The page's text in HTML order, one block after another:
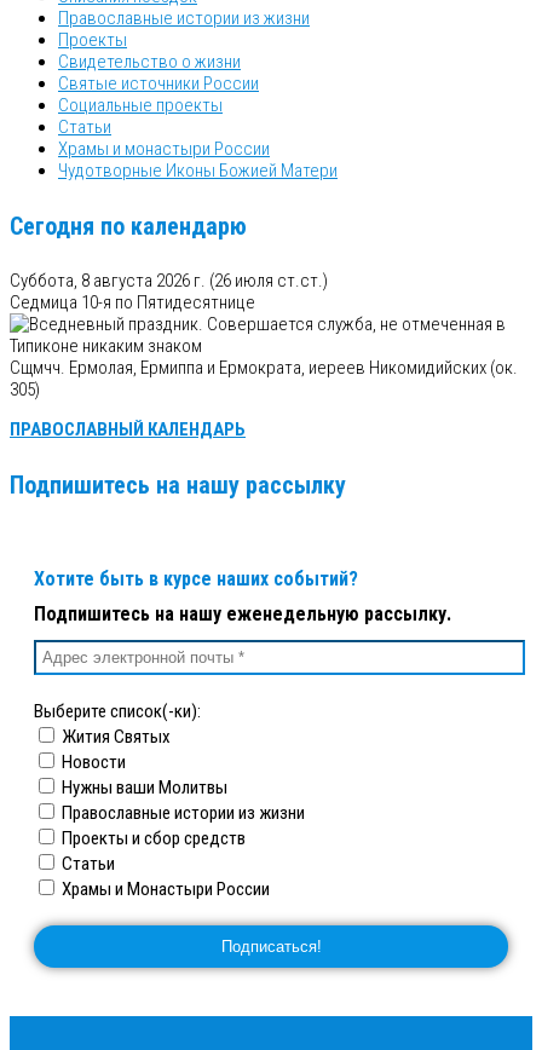
Православные истории из жизни
Проекты
Свидетельство о жизни
Святые источники России
Социальные проекты
Статьи
Храмы и монастыри России
Чудотворные Иконы Божией Матери
Сегодня по календарю
Суббота, 8 августа 2026 г. (26 июля ст.ст.)
Седмица 10-я по Пятидесятнице
Сщмчч. Ермолая, Ермиппа и Ермократа, иереев Никомидийских (ок.
305)
ПРАВОСЛАВНЫЙ КАЛЕНДАРЬ
Подпишитесь на нашу рассылку
Хотите быть в курсе наших событий?
Подпишитесь на нашу еженедельную рассылку.
Выберите список(-ки):
Жития Святых
Новости
Нужны ваши Молитвы
Православные истории из жизни
Проекты и сбор средств
Статьи
Храмы и Монастыри России